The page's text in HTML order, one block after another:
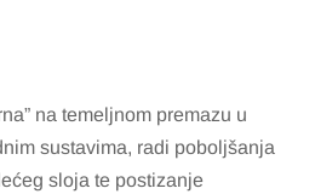
na temeljnom premazu u
sustavima, radi poboljšanja
sloja te postizanje